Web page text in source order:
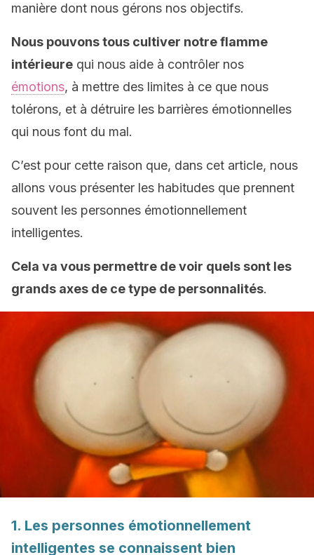
manière dont nous gérons nos objectifs.
Nous pouvons tous cultiver notre flamme
intérieure qui nous aide à contrôler nos
émotions, à mettre des limites à ce que nous
tolérons, et à détruire les barrières émotionnelles
qui nous font du mal.
C’est pour cette raison que, dans cet article, nous
allons vous présenter les habitudes que prennent
souvent les personnes émotionnellement
intelligentes.
Cela va vous permettre de voir quels sont les
grands axes de ce type de personnalités.
1. Les personnes émotionnellement
intelligentes se connaissent bien